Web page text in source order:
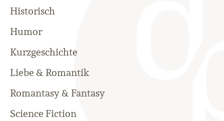
Historisch
Humor
Kurzgeschichte
Liebe & Romantik
Romantasy & Fantasy
Science Fiction